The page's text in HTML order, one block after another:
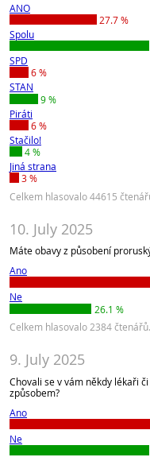
ANO
27.7 %
Spolu
SPD
6 %
STAN
9 %
Piráti
6 %
Stačilo!
4 %
Jiná strana
3 %
Celkem hlasovalo 44615
10. July 2025
Máte obavy z působení
Ano
Ne
26.1 %
Celkem hlasovalo 2384 čtenářů.
9. July 2025
Chovali se v vám někdy lékaři
způsobem?
Ano
Ne